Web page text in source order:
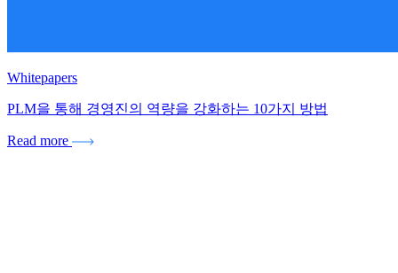
Whitepapers
PLM을 통해 경영진의 역량을 강화하는 10가지 방법
Read more